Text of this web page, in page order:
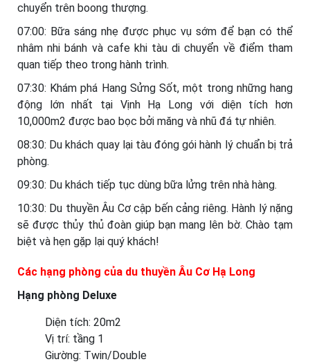
chuyển trên boong thượng.
07:00: Bữa sáng nhẹ được phục vụ sớm để bạn có thể
nhâm nhi bánh và cafe khi tàu di chuyển về điểm tham
quan tiếp theo trong hành trình.
07:30: Khám phá Hang Sửng Sốt, một trong những hang
động lớn nhất tại Vịnh Hạ Long với diện tích hơn
10,000m2 được bao bọc bởi măng và nhũ đá tự nhiên.
08:30: Du khách quay lại tàu đóng gói hành lý chuẩn bị trả
phòng.
09:30: Du khách tiếp tục dùng bữa lửng trên nhà hàng.
10:30: Du thuyền Âu Cơ cập bến cảng riêng. Hành lý nặng
sẽ được thủy thủ đoàn giúp bạn mang lên bờ. Chào tạm
biệt và hẹn gặp lại quý khách!
Các hạng phòng của du thuyền Âu Cơ Hạ Long
Hạng phòng Deluxe
Diện tích: 20m2
Vị trí: tầng 1
Giường: Twin/Double